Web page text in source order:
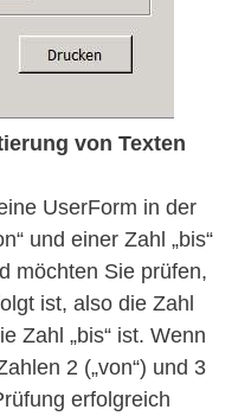
von Texten
UserForm in der
und einer Zahl „bis“
möchten Sie prüfen,
ist, also die Zahl
Zahl „bis“ ist. Wenn
2 („von“) und 3
erfolgreich